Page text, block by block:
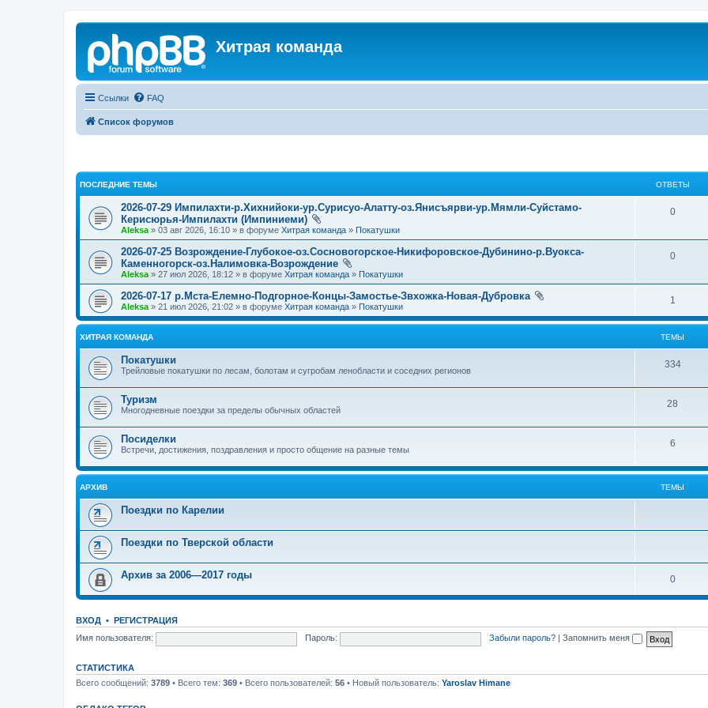
Хитрая команда
Ссылки FAQ
Список форумов
ПОСЛЕДНИЕ ТЕМЫ ОТВЕТЫ
2026-07-29 Импилахти-р.Хихнийоки-ур.Сурисуо-Алатту-оз.Янисъярви-ур.Мямли-Суйстамо-
Керисюрья-Импилахти (Импиниеми)
Aleksa » 03 авг 2026, 16:10 » в форуме Хитрая команда » Покатушки
0
2026-07-25 Возрождение-Глубокое-оз.Сосновогорское-Никифоровское-Дубинино-р.Вуокса-
Каменногорск-оз.Налимовка-Возрождение
Aleksa » 27 июл 2026, 18:12 » в форуме Хитрая команда » Покатушки
0
2026-07-17 р.Мста-Елемно-Подгорное-Концы-Замостье-Звхожка-Новая-Дубровка
Aleksa » 21 июл 2026, 21:02 » в форуме Хитрая команда » Покатушки
1
ХИТРАЯ КОМАНДА ТЕМЫ
Покатушки
Трейловые покатушки по лесам, болотам и сугробам ленобласти и соседних регионов
334
Туризм
Многодневные поездки за пределы обычных областей
28
Посиделки
Встречи, достижения, поздравления и просто общение на разные темы
6
АРХИВ ТЕМЫ
Поездки по Карелии
Поездки по Тверской области
Архив за 2006—2017 годы 0
ВХОД • РЕГИСТРАЦИЯ
Имя пользователя:
Пароль: Забыли пароль? Запомнить меня
СТАТИСТИКА
Всего сообщений: 3789 • Всего тем: 369 • Всего пользователей: 56 • Новый пользователь: Yaroslav Himane